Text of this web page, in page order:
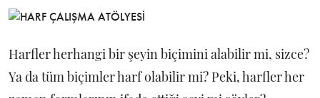
Harfler herhangi bir şeyin biçimini alabilir mi, sizce?
Ya da tüm biçimler harf olabilir mi? Peki, harfler her